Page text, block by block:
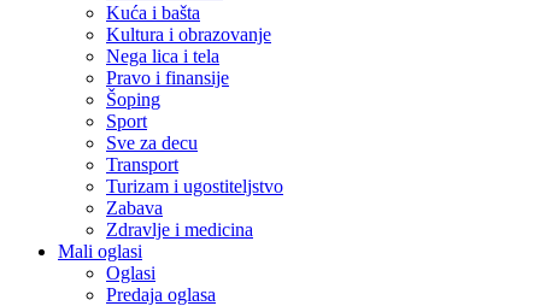
Kuća i bašta
Kultura i obrazovanje
Nega lica i tela
Pravo i finansije
Šoping
Sport
Sve za decu
Transport
Turizam i ugostiteljstvo
Zabava
Zdravlje i medicina
Mali oglasi
Oglasi
Predaja oglasa